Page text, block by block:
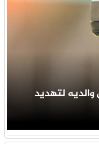
لتهديد